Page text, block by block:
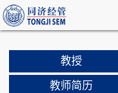
教授
教师简历